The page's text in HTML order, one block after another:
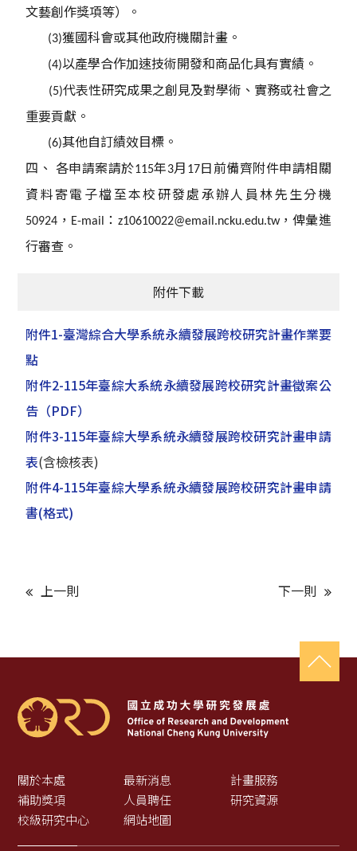
文藝創作獎項等）。
(3)獲國科會或其他政府機關計畫。
(4)以產學合作加速技術開發和商品化具有實績。
(5)代表性研究成果之創見及對學術、實務或社會之
重要貢獻。
(6)其他自訂績效目標。
四、 各申請案請於115年3月 17日前備齊附件申請相關
資料寄電子檔至本校研發處承辦人員林先生分機
50924 ， E-mail ： z10610022@email.ncku.edu.tw，俾彙進
行審查。
附件下載
附件1-臺灣綜合大學系統永續發展跨校研究計畫作業要
點
附件2-115年臺綜大系統永續發展跨校研究計畫徵案公
告 （PDF）
附件3-115年臺綜大學系統永續發展跨校研究計畫申請
表(含檢核表)
附件4-115年臺綜大學系統永續發展跨校研究計畫申請
書(格式)
上一則 下一則
關於本處 最新消息
計畫服務
補助獎項
人員聘任
研究資源
校級研究中心
網站地圖